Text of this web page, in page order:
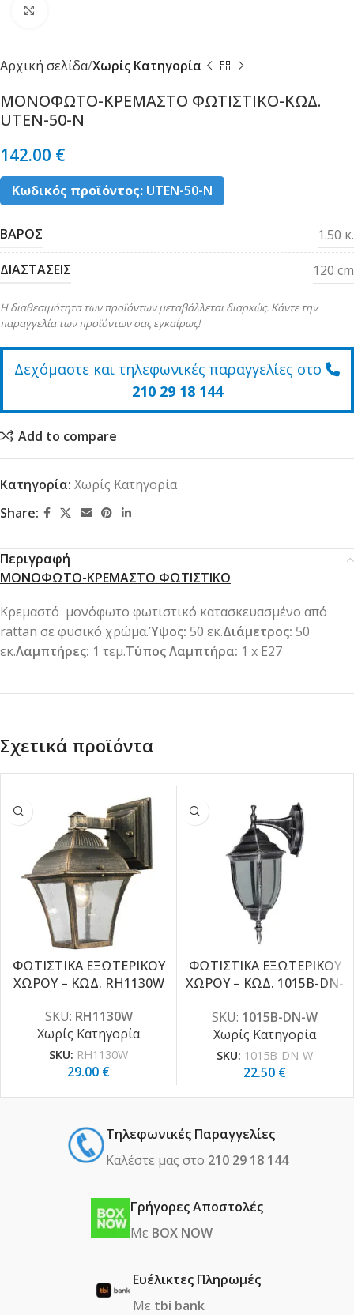
Αρχική σελίδα Χωρίς Κατηγορία
ΜΟΝΟΦΩΤΟ-ΚΡΕΜΑΣΤΟ ΦΩΤΙΣΤΙΚΟ-ΚΩΔ.
UTEN-50-N
142.00 €
Κωδικός προϊόντος: UTEN-50-N
ΒΑΡΟΣ 1.50 κ.
ΔΙΑΣΤΑΣΕΙΣ 120 cm
Η διαθεσιμότητα των προϊόντων μεταβάλλεται διαρκώς. Κάντε την
παραγγελία των προϊόντων σας εγκαίρως!
Δεχόμαστε και τηλεφωνικές παραγγελίες στο
210 29 18 144
Add to compare
Κατηγορία: Χωρίς Κατηγορία
Share:
Περιγραφή
ΜΟΝΟΦΩΤΟ-ΚΡΕΜΑΣΤΟ ΦΩΤΙΣΤΙΚΟ
Κρεμαστό μονόφωτο φωτιστικό κατασκευασμένο από
rattan σε φυσικό χρώμα.Ύψος: 50 εκ.Διάμετρος: 50
εκ.Λαμπτήρες: 1 τεμ.Τύπος Λαμπτήρα: 1 x Ε27
Σχετικά προϊόντα
ΦΩΤΙΣΤΙΚΑ ΕΞΩΤΕΡΙΚΟΥ
ΧΩΡΟΥ – ΚΩΔ. RH1130W
SKU: RH1130W
Χωρίς Κατηγορία
SKU: RH1130W
29.00 €
ΦΩΤΙΣΤΙΚΑ ΕΞΩΤΕΡΙΚΟΥ
ΧΩΡΟΥ – ΚΩΔ. 1015B-DN-
SKU: 1015B-DN-W
Χωρίς Κατηγορία
SKU: 1015B-DN-W
22.50 €
Τηλεφωνικές Παραγγελίες
Καλέστε μας στο 210 29 18 144
Γρήγορες Αποστολές
Με BOX NOW
Ευέλικτες Πληρωμές
Με tbi bank